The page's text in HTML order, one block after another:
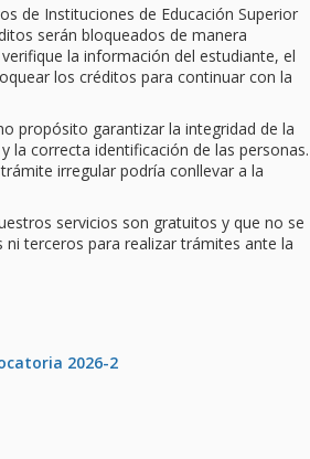
de Instituciones de Educación Superior
serán bloqueados de manera
la información del estudiante, el
los créditos para continuar con la
propósito garantizar la integridad de la
la correcta identificación de las personas.
irregular podría conllevar a la
servicios son gratuitos y que no se
terceros para realizar trámites ante la
2026-2